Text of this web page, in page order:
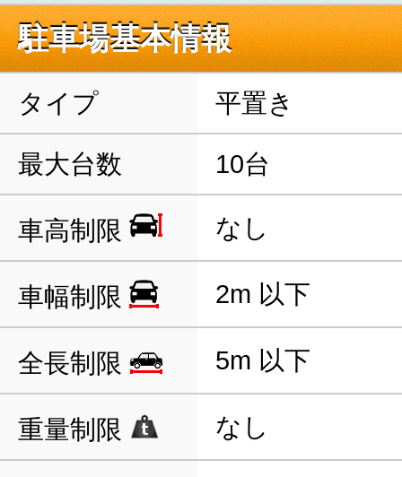
駐車場基本情報
タイプ 平置き
最大台数 10台
車高制限 なし
車幅制限 2m 以下
全長制限 5m 以下
重量制限 なし